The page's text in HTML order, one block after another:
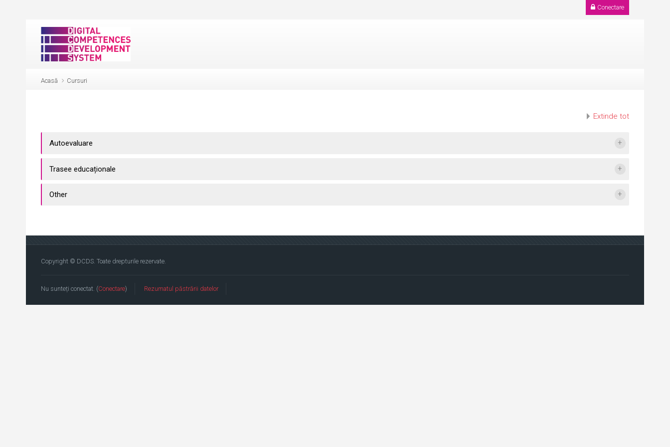
Conectare
Acasă Cursuri
Extinde tot
Autoevaluare
Trasee educaționale
Other
Copyright © DCDS. Toate drepturile rezervate.
Nu sunteți conectat. (Conectare) Rezumatul păstrării datelor